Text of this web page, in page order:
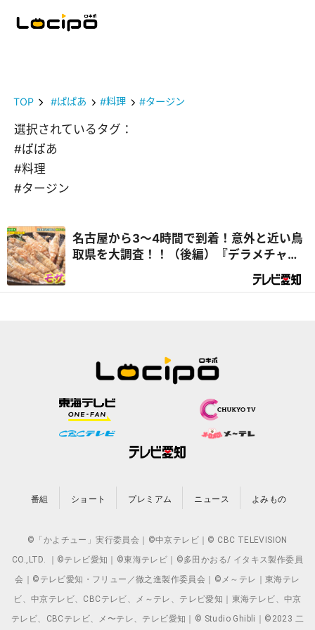
TOP #ばばあ #料理 #タージン
選択されているタグ：
#ばばあ
#料理
#タージン
名古屋から3～4時間で到着！意外と近い鳥
取県を大調査！！（後編）『デラメチャ気
番組 ショート プレミアム ニュース よみもの
©「かよチュー」実行委員会｜©中京テレビ｜© CBC TELEVISION
CO.,LTD. ｜©テレビ愛知｜©東海テレビ｜©多田かおる/ イタキス製作委員
会｜©テレビ愛知・フリュー／徹之進製作委員会｜©メ～テレ｜東海テレ
ビ、中京テレビ、CBCテレビ、メ～テレ、テレビ愛知｜東海テレビ、中京
テレビ、CBCテレビ、メ〜テレ、テレビ愛知｜© Studio Ghibli｜©2023 二